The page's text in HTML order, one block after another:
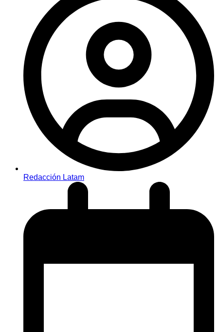
Redacción Latam